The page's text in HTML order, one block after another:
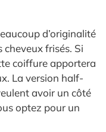
d’originalité
cheveux frisés. Si
coiffure apportera
La version half-
avoir un côté
optez pour un